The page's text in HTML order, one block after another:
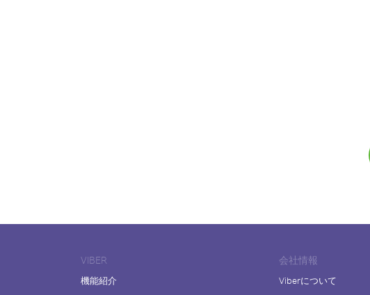
VIBER
機能紹介
会社情報
Viberについて